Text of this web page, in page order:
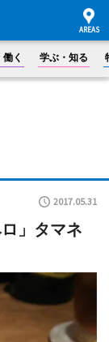
く 学ぶ・知る
2017.05.31
」タマネ